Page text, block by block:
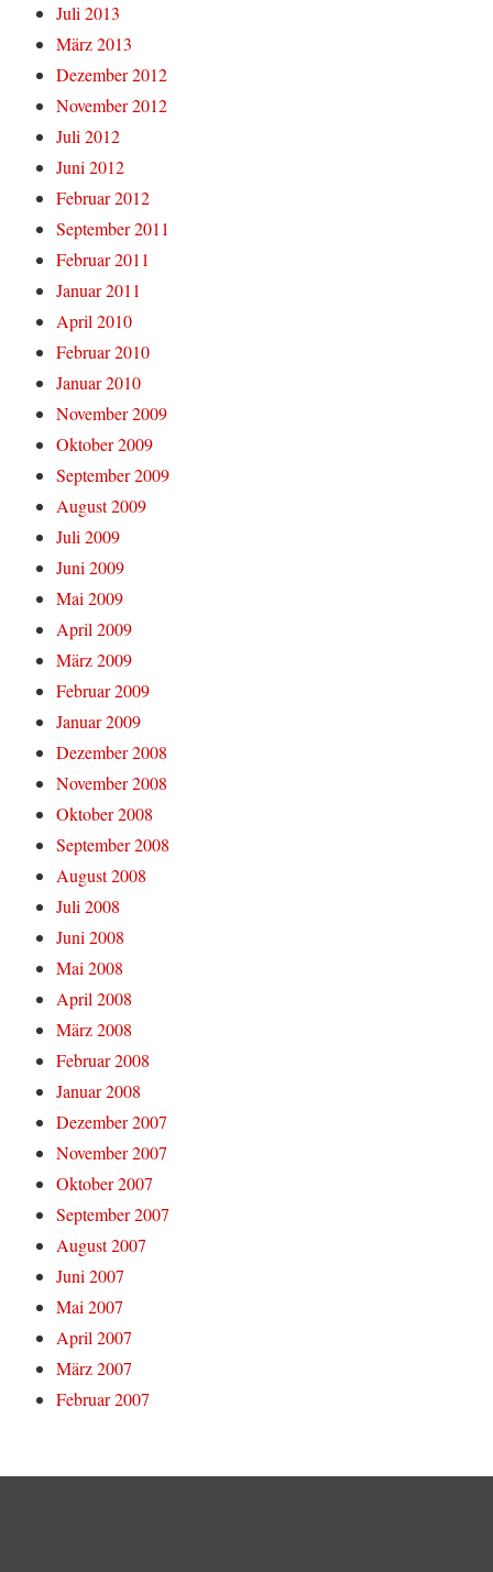
Juli 2013
März 2013
Dezember 2012
November 2012
Juli 2012
Juni 2012
Februar 2012
September 2011
Februar 2011
Januar 2011
April 2010
Februar 2010
Januar 2010
November 2009
Oktober 2009
September 2009
August 2009
Juli 2009
Juni 2009
Mai 2009
April 2009
März 2009
Februar 2009
Januar 2009
Dezember 2008
November 2008
Oktober 2008
September 2008
August 2008
Juli 2008
Juni 2008
Mai 2008
April 2008
März 2008
Februar 2008
Januar 2008
Dezember 2007
November 2007
Oktober 2007
September 2007
August 2007
Juni 2007
Mai 2007
April 2007
März 2007
Februar 2007